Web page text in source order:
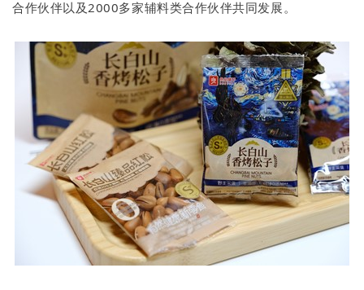
合作伙伴以及2000多家辅料类合作伙伴共同发展。